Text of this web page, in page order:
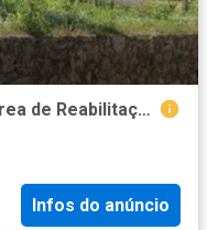
Moradia centenária em plena área de Reabilitação urbana de Azevedo de Campanhã
Infos do anúncio